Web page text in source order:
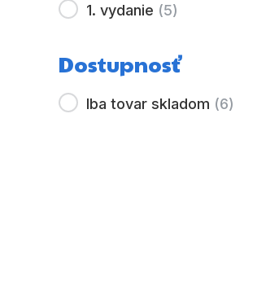
1. vydanie (5)
Dostupnosť
Iba tovar skladom (6)
Labková patrola -
Zábavné úlohy s
Labková patrola -